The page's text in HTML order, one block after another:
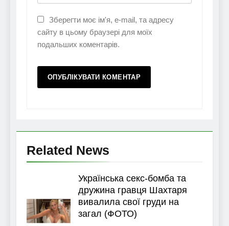
Зберегти моє ім'я, e-mail, та адресу
сайту в цьому браузері для моїх
подальших коментарів.
Related News
Українська секс-бомба та
дружина гравця Шахтаря
вивалила свої груди на
загал (ФОТО)